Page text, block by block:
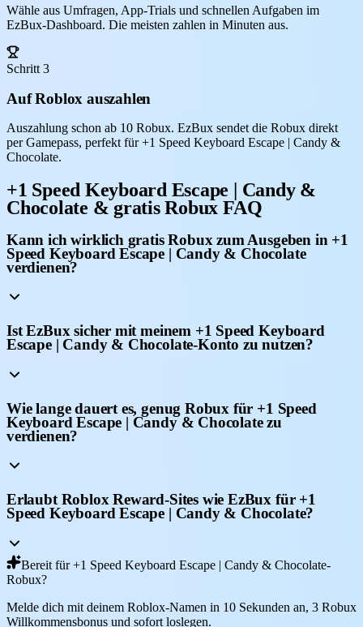
Wähle aus Umfragen, App-Trials und schnellen Aufgaben im
EzBux-Dashboard. Die meisten zahlen in Minuten aus.
Schritt 3
Auf Roblox auszahlen
Auszahlung schon ab 10 Robux. EzBux sendet die Robux direkt
per Gamepass, perfekt für +1 Speed Keyboard Escape | Candy &
Chocolate.
+1 Speed Keyboard Escape | Candy &
Chocolate & gratis Robux FAQ
Kann ich wirklich gratis Robux zum Ausgeben in +1
Speed Keyboard Escape | Candy & Chocolate
verdienen?
Ist EzBux sicher mit meinem +1 Speed Keyboard
Escape | Candy & Chocolate-Konto zu nutzen?
Wie lange dauert es, genug Robux für +1 Speed
Keyboard Escape | Candy & Chocolate zu
verdienen?
Erlaubt Roblox Reward-Sites wie EzBux für +1
Speed Keyboard Escape | Candy & Chocolate?
Bereit für +1 Speed Keyboard Escape | Candy & Chocolate-
Robux?
Melde dich mit deinem Roblox-Namen in 10 Sekunden an, 3 Robux
Willkommensbonus und sofort loslegen.